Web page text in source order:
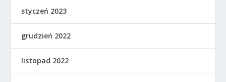
styczeń 2023
grudzień 2022
listopad 2022